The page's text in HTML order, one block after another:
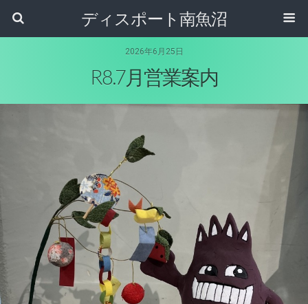
ディスポート南魚沼
2026年6月25日
R8.7月営業案内